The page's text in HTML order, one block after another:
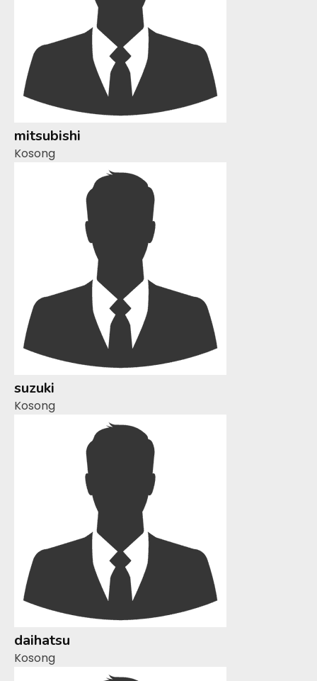
mitsubishi
Kosong
suzuki
Kosong
daihatsu
Kosong